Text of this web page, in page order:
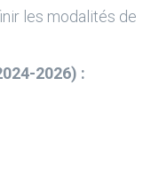
les modalités de
2026) :